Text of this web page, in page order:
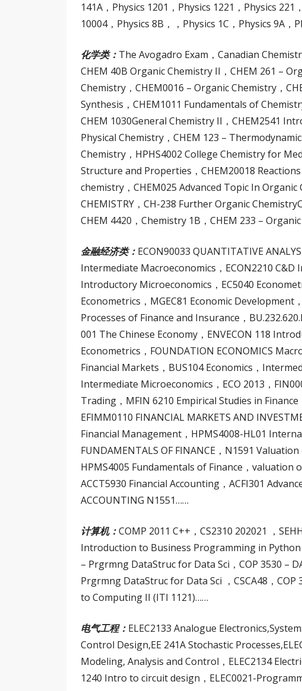
141A，Physics 1201，Physics 1221，Physics 221
10004，Physics 8B，，Physics 1C，Physics 9A，
化学类： The Avogadro Exam，Canadian
CHEM 40B Organic Chemistry II，CHEM 261 –
Chemistry，CHEM0016 – Organic Chemistry，
Synthesis，CHEM1011 Fundamentals of
CHEM 1030General Chemistry II，CHEM2541
Physical Chemistry，CHEM 123 –
Chemistry，HPHS4002 College Chemistry for
Structure and Properties，CHEM20018
chemistry，CHEM025 Advanced Topic In Organic
CHEMISTRY，CH-238 Further Organic
CHEM 4420，Chemistry 1B，CHEM 233 –
金融经济类： ECON90033 QUANTITATIVE
Intermediate Macroeconomics，ECON2210
Introductory Microeconomics，EC5040
Econometrics，MGEC81 Economic Development
Processes of Finance and Insurance，
001 The Chinese Economy，ENVECON 118
Econometrics，FOUNDATION ECONOMICS
Financial Markets，BUS104 Economics，
Intermediate Microeconomics，ECO 2013，
Trading，MFIN 6210 Empirical Studies in Finance
EFIMM0110 FINANCIAL MARKETS AND
Financial Management，HPMS4008-HL01
FUNDAMENTALS OF FINANCE，N1591
HPMS4005 Fundamentals of Finance，valuation
ACCT5930 Financial Accounting，ACFI301
ACCOUNTING N1551……
计算机：COMP 2011 C++，CS2310 202021 ，
Introduction to Business Programming in
– Prgrmng DataStruc for Data Sci，COP 3530 –
Prgrmng DataStruc for Data Sci ，CSCA48，
to Computing II (ITI 1121)……
电气工程： ELEC2133 Analogue
Control Design,EE 241A Stochastic
Modeling, Analysis and Control，ELEC2134
1240 Intro to circuit design，ELEC0021-